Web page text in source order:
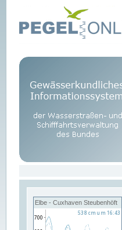
Elbe - Cuxhaven Steubenhöft